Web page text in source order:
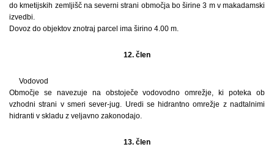
do kmetijskih zemljišč na severni strani območja bo širine 3 m v makadamski
izvedbi.
Dovoz do objektov znotraj parcel ima širino 4.00 m.
12. člen
Vodovod
Območje se navezuje na obstoječe vodovodno omrežje, ki poteka ob
vzhodni strani v smeri sever-jug. Uredi se hidrantno omrežje z nadtalnimi
hidranti v skladu z veljavno zakonodajo.
13. člen